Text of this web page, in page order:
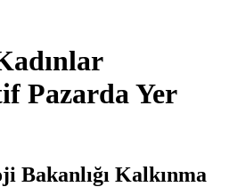
Pazarda Yer
Bakanlığı Kalkınma